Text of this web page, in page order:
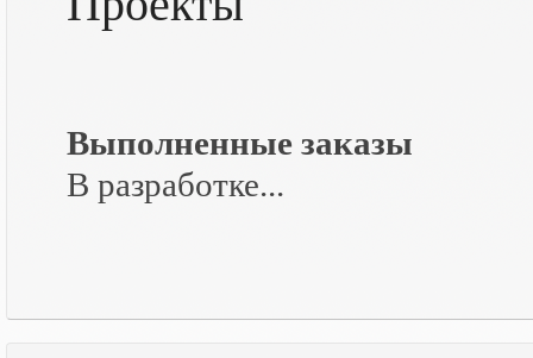
Выполненные заказы
В разработке...